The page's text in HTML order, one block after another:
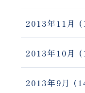
2013年11月
2013年10月
2013年9月